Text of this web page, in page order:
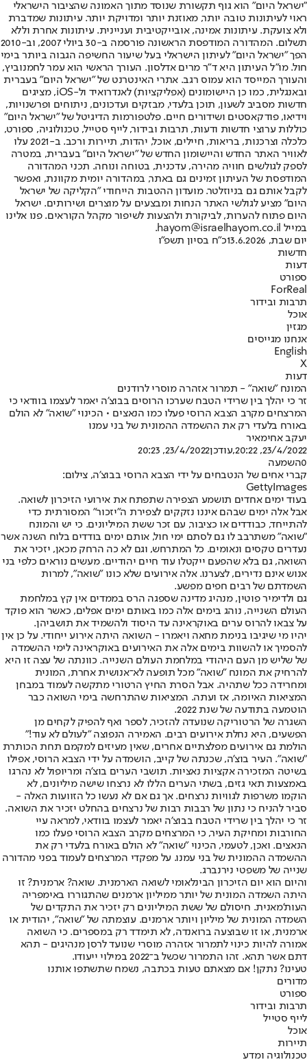
"ישראל היום" הוא גוף תקשורת שנוסד מתוך האמונה שהציבור הישראלי
ראוי לעיתונות טובה יותר, מאוזנת יותר ומדויקת יותר. עיתונות שמדברת
ולא צועקת. עיתונות אמינה, אובייקטיבית ועניינית. עיתונות אחרת וללא
תשלום. המהדורה המודפסת הראשונה פורסמה ב-30 ביולי 2007, וב-2010
הפך "ישראל היום" לעיתון הישראלי בעל שיעור החשיפה הגבוה ביותר בימי
חול. מו"ל העיתון היא ד"ר מרים אדלסון. העורך הראשי הוא עמר לחמנוביץ,
והעורך המייסד הוא עמוס רגב. אתרי האינטרנט של "ישראל היום" בעברית
ובאנגלית, כמו כן היישומונים (אפליקציות) לאנדרואיד ול-iOS, מציגים
חדשות מסביב לשעון, תוכן בלעדי, מבזקים ועדכונים, ניתוחים ופרשנויות,
וידיאו, פודקאסטים ושידורים חיים. פלטפורמות הדיגיטל של "ישראל היום"
כוללות ערוצי חדשות ודעות, תרבות ובידור, לייף סטייל, טכנולוגיה, ספורט,
כלכלה וצרכנות, בריאות, חיילים, אוכל, יהדות, תיירות ורכב. ב-2021 עלו
לאוויר האתר החדש והיישומון החדש של "ישראל היום" בעברית, במטרה
לספק לגולשים חוויה מהירה, עדכנית, בטוחה ונוחה. תכני המהדורה
המודפסת של העיתון זמינים גם באתר, במהדורה יומית מקוונת, ואפשר
לקבל אותם גם בניוזלטר. מועדון ההטבות הייחודי "הקליקה של ישראל
היום" מציע לגולשי האתר הנחות ומבצעים על מוצרים ושירותים. ישראל
היום פתוח להערות, לביקורת ולהצעות לשיפור מקהל הקוראים. פנו אלינו
במייל hayom@israelhayom.co.il.
יום שבת, 13.6.2026
כ"ח בסיון תשפ"ו
חדשות
דעות
ספורט
ForReal
תרבות ובידור
אוכל
מגזין
אנחנו מגייסים
English
X
דעות
המונח "שואה" - תמרור אזהרה מוסרי לרודנים
זר כי יהלך בין שרידי הטבח שערכו הרוסים בבוצ'ה יאמר לעצמו בוודאי כי
המרצחים מקרב הצבא הרוסי פעלו כמו הנאצים • הכינוי "שואה" לא הולם
באורח בלעדי רק את ההשמדה ההמונית של בני עמנו
יעקב אחימאיר
23/4/2022, 20:22
,עודכן23/4/2022, 20:23
0השמעה
קברי אחים של הנטבחים על ידי הצבא הרוסי בבוצ'ה, צילום:
GettyImages
בעוד ימים אחדים תושמע הצפירה שתפתח את אירועי הזיכרון לשואה.
אבל אלה ימים שבהם איננו נזקקים לצפירת ה"יזכור" המסורתית כדי
להתייחד, כבודדים או כציבור, עם זכר ששת המיליונים. כי יש והמונח
"שואה" משתרבב לו גם לסתם ימי חול, אותם ימים בודדים בלוח השנה אשר
נעדרים טקסים ונאומים. כל המתרחש, וגם לא כה הרחק מכאן, יזכיר את
השואה, גם בלא שהפעם ייקטלו עוד חיים יהודיים. מעשים נוראים כלפי בני
אנוש אינם נדירים, לצערנו. אלה אירועים שלא כונו "שואה", למרות
השמדתם של רבים חפים מפשע.
גם ולדימיר פוטין, מנהיג מדינה שספגה הרס בממדים אין קץ במלחמת
העולם השנייה, נוהג בימים אלה כמו באותם ימים אפלים, כאשר הוא פוקד
על צבאו להרוס ערים באוקראינה עד היסוד ולהשמיד את תושביהן.
יהיו מי שיגיבו בנימת מחאה ויאמרו - השואה היתה אירוע ייחודי. על כן אין
להסמיך או להשוות בימים אלה את האירועים באוקראינה לימי ההשמדה
של שליש מן העם היהודי במלחמת העולם השנייה. כוונתה של עצה זו היא
להרחיק את המונח "שואה" מכל תופעה לא־אנושית אחרת, המונית
ומחרידה ככל שתהיה. אבל הסרת החיץ הרטורי מתקשה לעמוד במבחן
המציאות האיומה, אז ועתה. המציאות שהתרחשה בימי השואה כבר
הוטמעה בתודעה של שנת 2022.
השגרה של הרטוריקה שנועדה להזכיר, לספר ואף להפיק לקחים מן
הפשעים, היא נחלת אירועים רבים. האמירה הנפוצה "לעולם לא עוד!"
הולמת גם אירועים מפלצתיים אחרים, שאין מעיזים למקמם תחת הכותרת
"שואה". העיר בוצ'ה, שכנתה של קייב, הושמדה על ידי הצבא הרוסי, אפילו
בשיטה המזכירה אקציות נאציות. תושבי הערים בוצ'ה ומריופול לא נהרגו
באמצעות תאי גזים, בשתי הערים הללו לא נרצחו שישה מיליונים, לא
הוקמו משרפות לגוויות נרצחים. אך גם אם לא נעשו כל הזוועות האלה -
סביר להניח כי נתון של רבבות רבות של נרצחים בהחלט יזכיר את השואה.
זר כי יהלך בין שרידי הטבח בבוצ'ה יאמר לעצמו בוודאי, למראה עיי
החורבות ומחיקת העיר, כי המרצחים מקרב הצבא הרוסי פעלו כמו
הנאצים. ואכן, לטעמי, הכינוי "שואה" לא הולם באורח בלעדי רק את
ההשמדה ההמונית של בני עמנו. על מפקדי המרצחים לעמוד בפני מהדורה
שנייה של משפטי נירנברג.
והיום הוא יום הזיכרון הבינלאומי לשואה הארמנית. שואה? ארמנית? זו
היתה השמדה המונית של יותר ממיליון ארמנים שהתגוררו באימפריה
העות'מאנית. חיסולם של ששת המיליונים רק יזכיר את התקדים של
השמדה המונית של מיליון ויותר ארמנים. עוצמתה של "שואה", יהודית או
ארמנית, או זו שבוצעה ברואנדה, לא תימדד רק במספרים. כי השואה
אמורה להיות כינוי לתמרור אזהרה מוסרי שנועד לרסן מנהיגים - תהא
דתם אשר תהא. זהו התמרור שכשל ב־2022 במילוי ייעודו.
טעינו? נתקן! אם מצאתם טעות בכתבה, נשמח שתשתפו אותנו
מדורים
ספורט
תרבות ובידור
לייף סטייל
אוכל
תיירות
טכנולוגיה ומדע